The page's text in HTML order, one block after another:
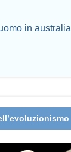
in australia